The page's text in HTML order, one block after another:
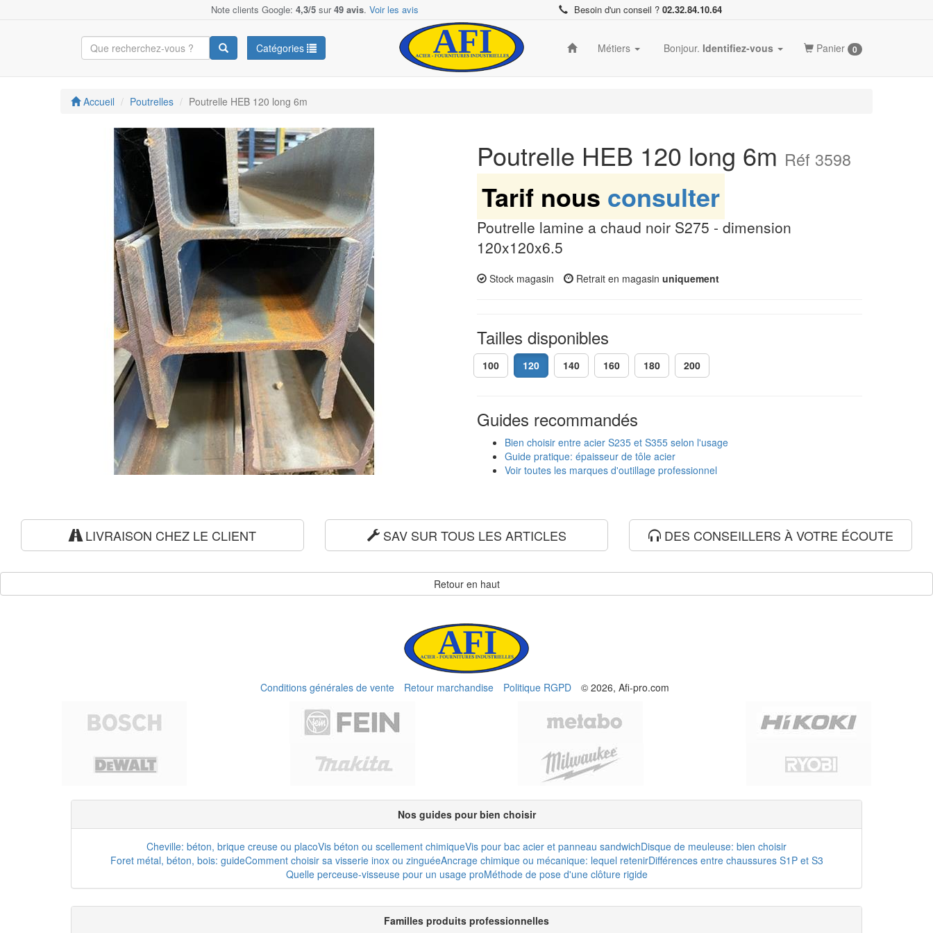
Note clients Google: 4,3/5 sur49 avis. Voir les avis Besoin d'un conseil ? 02.32.84.10.64
Catégories Métiers Bonjour. Identifiez-vous Panier 0
Accueil Poutrelles Poutrelle HEB 120 long 6m
Poutrelle HEB 120 long 6m Réf 3598
Tarif nous consulter
Poutrelle lamine a chaud noir S275 - dimension
120x120x6.5
Stock magasin Retrait en magasin uniquement
Tailles disponibles
100 120 140 160 180 200
Guides recommandés
Bien choisir entre acier S235 et S355 selon l'usage
Guide pratique: épaisseur de tôle acier
Voir toutes les marques d'outillage professionnel
LIVRAISON CHEZ LE CLIENT SAV SUR TOUS LES ARTICLES DES CONSEILLERS À VOTRE ÉCOUTE
Retour en haut
Conditions générales de vente Retour marchandise Politique RGPD © 2026, Afi-pro.com
Nos guides pour bien choisir
Cheville: béton, brique creuse ou placoVis béton ou scellement chimiqueVis pour bac acier et panneau sandwichDisque de meuleuse: bien choisir
Foret métal, béton, bois: guideComment choisir sa visserie inox ou zinguéeAncrage chimique ou mécanique: lequel retenirDifférences entre chaussures S1P et S3
Quelle perceuse-visseuse pour un usage proMéthode de pose d'une clôture rigide
Familles produits professionnelles